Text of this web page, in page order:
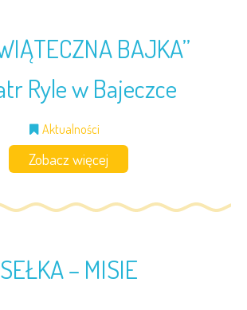
BAJKA”
Ryle w Bajeczce
Aktualności
Zobacz więcej
– MISIE